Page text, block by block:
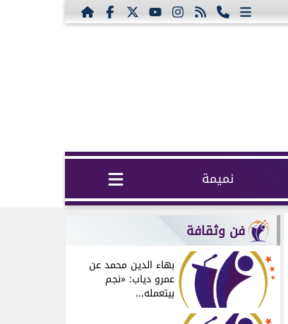
نميمة
فن وثقافة
بهاء الدين محمد عن
عمرو دياب: «نجم
بيتعمله...